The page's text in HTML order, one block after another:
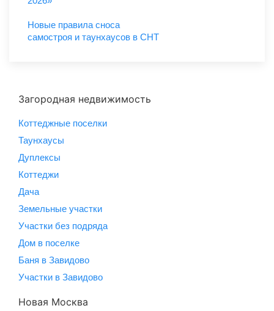
Новые правила сноса
самостроя и таунхаусов в СНТ
Загородная недвижимость
Коттеджные поселки
Таунхаусы
Дуплексы
Коттеджи
Дача
Земельные участки
Участки без подряда
Дом в поселке
Баня в Завидово
Участки в Завидово
Новая Москва